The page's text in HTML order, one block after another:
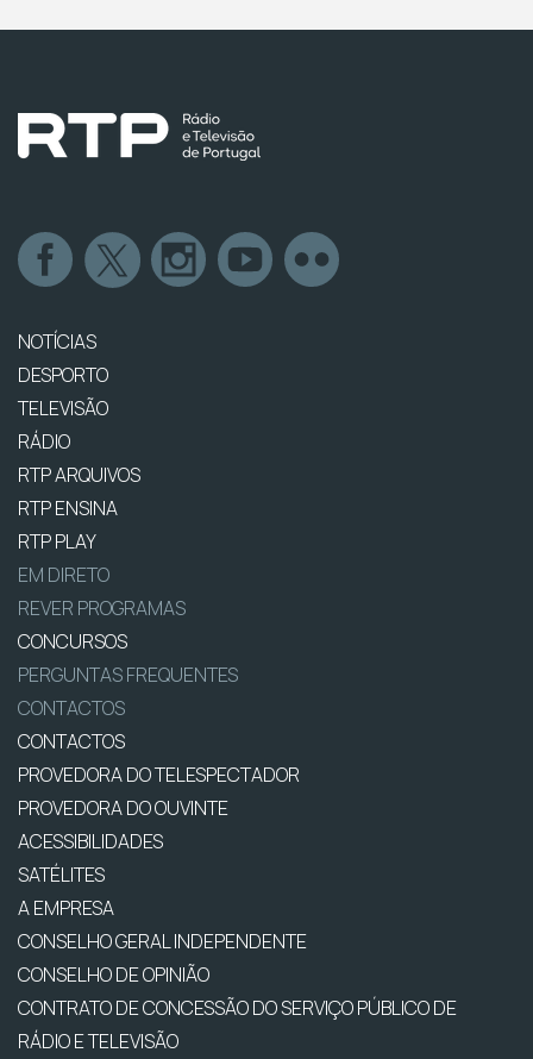
NOTÍCIAS
DESPORTO
TELEVISÃO
RÁDIO
RTP ARQUIVOS
RTP ENSINA
RTP PLAY
EM DIRETO
REVER PROGRAMAS
CONCURSOS
PERGUNTAS FREQUENTES
CONTACTOS
CONTACTOS
PROVEDORA DO TELESPECTADOR
PROVEDORA DO OUVINTE
ACESSIBILIDADES
SATÉLITES
A EMPRESA
CONSELHO GERAL INDEPENDENTE
CONSELHO DE OPINIÃO
CONTRATO DE CONCESSÃO DO SERVIÇO PÚBLICO DE
RÁDIO E TELEVISÃO